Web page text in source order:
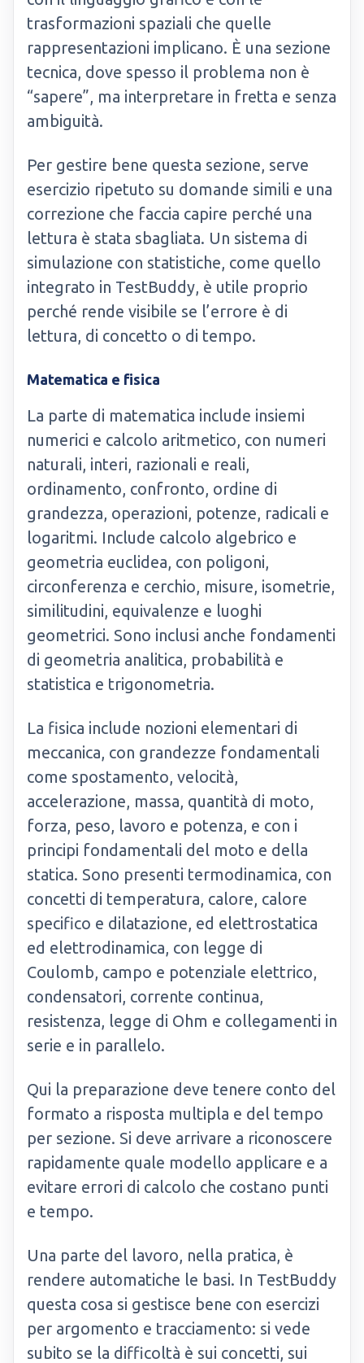
trasformazioni spaziali che quelle
rappresentazioni implicano. È una sezione
tecnica, dove spesso il problema non è
“sapere”, ma interpretare in fretta e senza
ambiguità.
Per gestire bene questa sezione, serve
esercizio ripetuto su domande simili e una
correzione che faccia capire perché una
lettura è stata sbagliata. Un sistema di
simulazione con statistiche, come quello
integrato in TestBuddy, è utile proprio
perché rende visibile se l’errore è di
lettura, di concetto o di tempo.
Matematica e fisica
La parte di matematica include insiemi
numerici e calcolo aritmetico, con numeri
naturali, interi, razionali e reali,
ordinamento, confronto, ordine di
grandezza, operazioni, potenze, radicali e
logaritmi. Include calcolo algebrico e
geometria euclidea, con poligoni,
circonferenza e cerchio, misure, isometrie,
similitudini, equivalenze e luoghi
geometrici. Sono inclusi anche fondamenti
di geometria analitica, probabilità e
statistica e trigonometria.
La fisica include nozioni elementari di
meccanica, con grandezze fondamentali
come spostamento, velocità,
accelerazione, massa, quantità di moto,
forza, peso, lavoro e potenza, e con i
principi fondamentali del moto e della
statica. Sono presenti termodinamica, con
concetti di temperatura, calore, calore
specifico e dilatazione, ed elettrostatica
ed elettrodinamica, con legge di
Coulomb, campo e potenziale elettrico,
condensatori, corrente continua,
resistenza, legge di Ohm e collegamenti in
serie e in parallelo.
Qui la preparazione deve tenere conto del
formato a risposta multipla e del tempo
per sezione. Si deve arrivare a riconoscere
rapidamente quale modello applicare e a
evitare errori di calcolo che costano punti
e tempo.
Una parte del lavoro, nella pratica, è
rendere automatiche le basi. In TestBuddy
questa cosa si gestisce bene con esercizi
per argomento e tracciamento: si vede
subito se la difficoltà è sui concetti, sui